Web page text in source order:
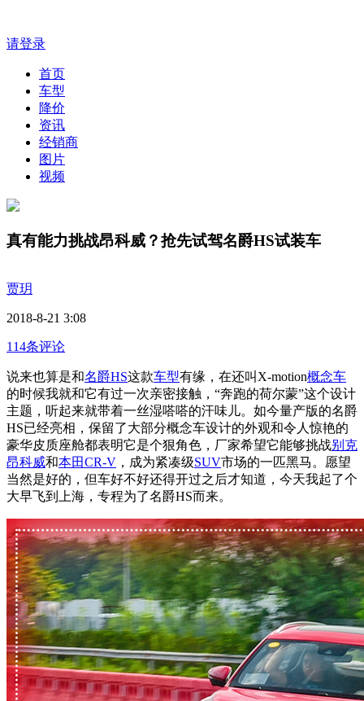
请登录
首页
车型
降价
资讯
经销商
图片
视频
真有能力挑战昂科威？抢先试驾名爵HS试装车
贾玥
2018-8-21 3:08
114条评论
说来也算是和名爵HS这款车型有缘，在还叫X-motion概念车
的时候我就和它有过一次亲密接触，“奔跑的荷尔蒙”这个设计
主题，听起来就带着一丝湿嗒嗒的汗味儿。如今量产版的名爵
HS已经亮相，保留了大部分概念车设计的外观和令人惊艳的
豪华皮质座舱都表明它是个狠角色，厂家希望它能够挑战别克
昂科威和本田CR-V ，成为紧凑级SUV市场的一匹黑马。愿望
当然是好的，但车好不好还得开过之后才知道，今天我起了个
大早飞到上海，专程为了名爵HS而来。